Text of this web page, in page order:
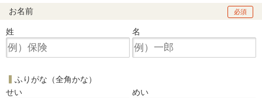
お名前 必須
姓 名
ふりがな（全角かな）
せい
めい